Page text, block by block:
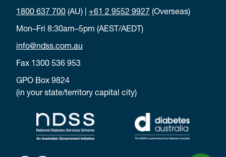
1800 637 700 (AU) | +61 2 9552 9927 (Overseas)
Mon–Fri 8:30am–5pm (AEST/AEDT)
info@ndss.com.au
Fax 1300 536 953
GPO Box 9824
(in your state/territory capital city)